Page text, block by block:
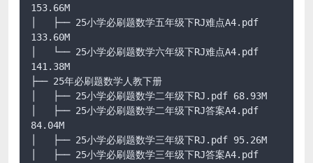
153.66M
│   ├── 25小学必刷题数学五年级下RJ难点A4.pdf
133.60M
│   └── 25小学必刷题数学六年级下RJ难点A4.pdf
141.38M
├── 25年必刷题数学人教下册
│   ├── 25小学必刷题数学二年级下RJ.pdf 68.93M
│   ├── 25小学必刷题数学二年级下RJ答案A4.pdf
84.04M
│   ├── 25小学必刷题数学三年级下RJ.pdf 95.26M
│   ├── 25小学必刷题数学三年级下RJ答案A4.pdf